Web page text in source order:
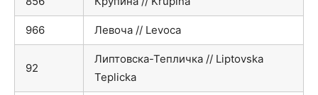
966 Левоча // Levoca
92
Липтовска-Тепличка // Liptovska
Teplicka